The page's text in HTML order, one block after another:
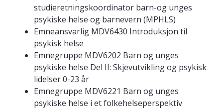
studieretningskoordinator barn-og unges
psykiske helse og barnevern (MPHLS)
Emneansvarlig MDV6430 Introduksjon til
psykisk helse
Emnegruppe MDV6202 Barn og unges
psykiske helse Del II: Skjevutvikling og psykisk
lidelser 0-23 år
Emnegruppe MDV6221 Barn og unges
psykiske helse i et folkehelseperspektiv